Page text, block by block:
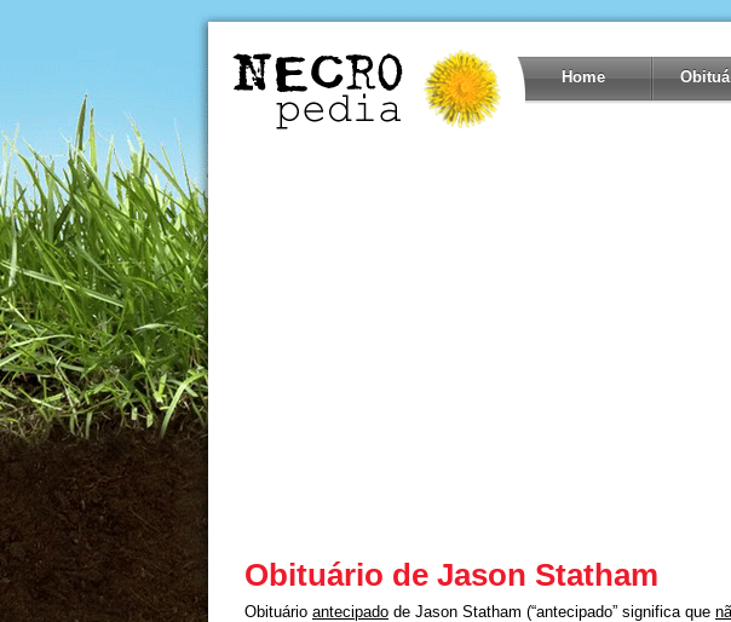
Home
Obituário de Jason Statham
Obituário antecipado de Jason Statham (“antecipado” significa que